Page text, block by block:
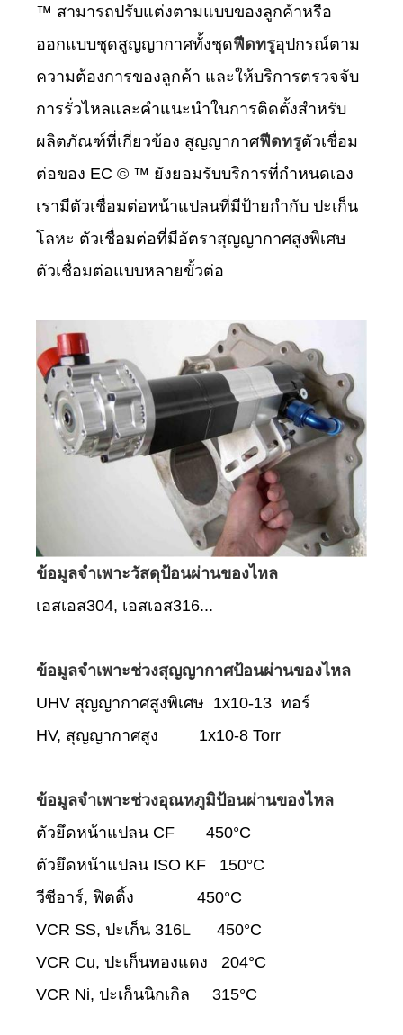
™ สามารถปรับแต่งตามแบบของลูกค้าหรือ
ออกแบบชุดสูญญากาศทั้งชุดฟีดทรูอุปกรณ์ตาม
ความต้องการของลูกค้า และให้บริการตรวจจับ
การรั่วไหลและคำแนะนำในการติดตั้งสำหรับ
ผลิตภัณฑ์ที่เกี่ยวข้อง สูญญากาศฟีดทรูตัวเชื่อม
ต่อของ EC © ™ ยังยอมรับบริการที่กำหนดเอง
เรามีตัวเชื่อมต่อหน้าแปลนที่มีป้ายกำกับ ปะเก็น
โลหะ ตัวเชื่อมต่อที่มีอัตราสุญญากาศสูงพิเศษ
ตัวเชื่อมต่อแบบหลายขั้วต่อ
ข้อมูลจำเพาะวัสดุป้อนผ่านของไหล
เอสเอส304, เอสเอส316...
ข้อมูลจำเพาะช่วงสุญญากาศป้อนผ่านของไหล
UHV สุญญากาศสูงพิเศษ 1x10-13 ทอร์
HV, สุญญากาศสูง 1x10-8 Torr
ข้อมูลจำเพาะช่วงอุณหภูมิป้อนผ่านของไหล
ตัวยึดหน้าแปลน CF 450°C
ตัวยึดหน้าแปลน ISO KF 150°C
วีซีอาร์, ฟิตติ้ง 450°C
VCR SS, ปะเก็น 316L 450°C
VCR Cu, ปะเก็นทองแดง 204°C
VCR Ni, ปะเก็นนิกเกิล 315°C